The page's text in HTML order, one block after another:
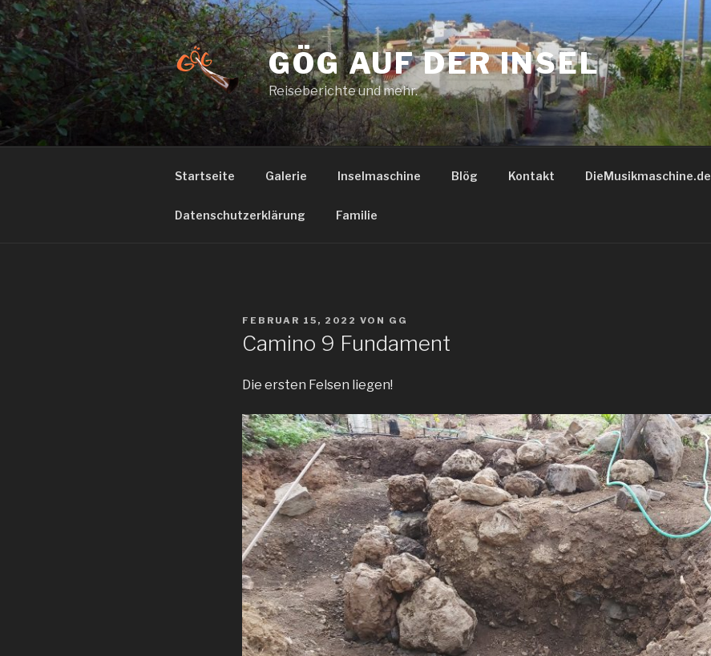
Zum
Inhalt
springen
GÖG AUF DER INSEL
Reiseberichte und mehr.
Startseite Galerie Inselmaschine Blög Kontakt DieMusikmaschine.de
Datenschutzerklärung Familie
VERÖFFENTLICHT
FEBRUAR 15, 2022 VON GG
Camino 9 Fundament
Die ersten Felsen liegen!